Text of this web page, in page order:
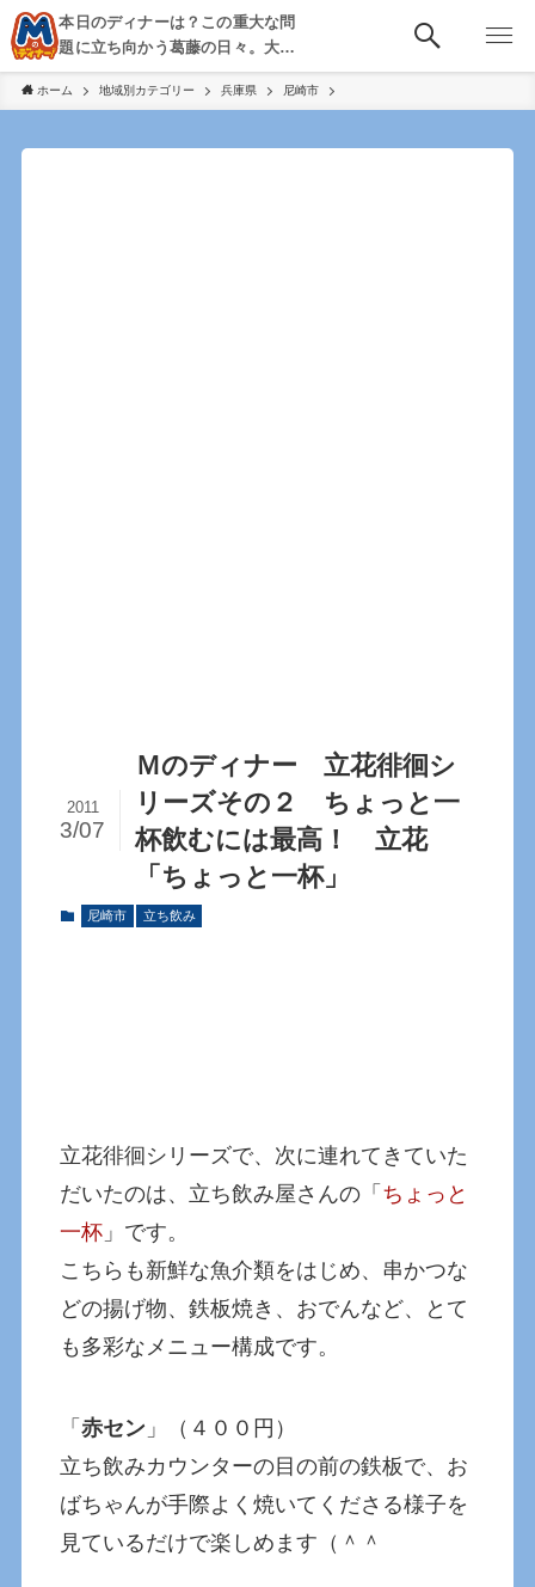
本日のディナーは？この重大な問
題に立ち向かう葛藤の日々。大
阪・京都・神戸を中心とした食べ
歩き、飲み歩きを綴る。
ホーム 地域別カテゴリー 兵庫県 尼崎市
Ｍのディナー 立花徘徊シ
リーズその２ ちょっと一
杯飲むには最高！ 立花
「ちょっと一杯」
2011
3/07
尼崎市 立ち飲み
立花徘徊シリーズで、次に連れてきていた
だいたのは、立ち飲み屋さんの「 ちょっと
一杯 」です。
こちらも新鮮な魚介類をはじめ、串かつな
どの揚げ物、鉄板焼き、おでんなど、とて
も多彩なメニュー構成です。
「赤セン 」（４００円）
立ち飲みカウンターの目の前の鉄板で、お
ばちゃんが手際よく焼いてくださる様子を
見ているだけで楽しめます（＾＾